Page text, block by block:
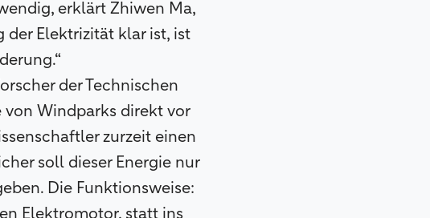
erklärt Zhiwen Ma,
der Elektrizität klar ist, ist
der Technischen
von Windparks direkt vor
zurzeit einen
soll dieser Energie nur
Die Funktionsweise:
Elektromotor, statt ins